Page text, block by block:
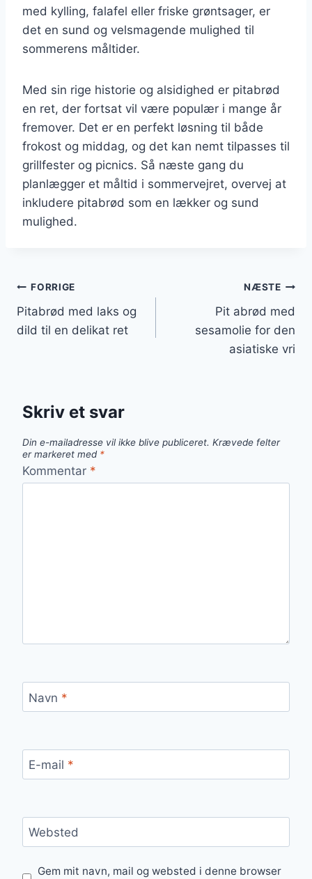
med kylling, falafel eller friske grøntsager, er
det en sund og velsmagende mulighed til
sommerens måltider.
Med sin rige historie og alsidighed er pitabrød
en ret, der fortsat vil være populær i mange år
fremover. Det er en perfekt løsning til både
frokost og middag, og det kan nemt tilpasses til
grillfester og picnics. Så næste gang du
planlægger et måltid i sommervejret, overvej at
inkludere pitabrød som en lækker og sund
mulighed.
Indlægsnavigation
FORRIGE
Pitabrød med laks og
dild til en delikat ret
NÆSTE
Pit abrød med
sesamolie for den
asiatiske vri
Skriv et svar
Din e-mailadresse vil ikke blive publiceret. Krævede felter
er markeret med *
Kommentar *
Navn *
E-mail *
Websted
Gem mit navn, mail og websted i denne browser